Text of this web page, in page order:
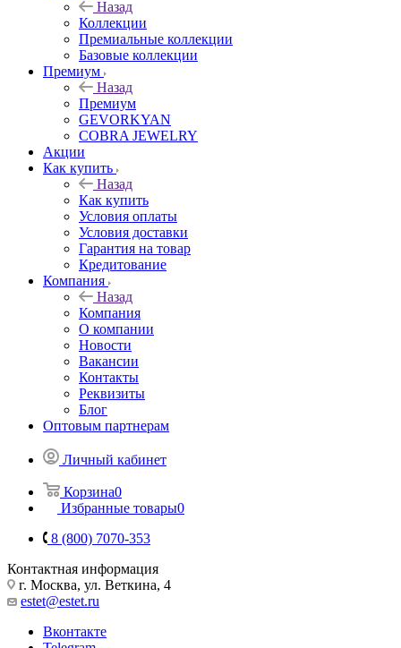
Назад
Коллекции
Премиальные коллекции
Базовые коллекции
Премиум
Назад
Премиум
GEVORKYAN
COBRA JEWELRY
Акции
Как купить
Назад
Как купить
Условия оплаты
Условия доставки
Гарантия на товар
Кредитование
Компания
Назад
Компания
О компании
Новости
Вакансии
Контакты
Реквизиты
Блог
Оптовым партнерам
Личный кабинет
Корзина0
Избранные товары0
8 (800) 7070-353
Контактная информация
г. Москва, ул. Веткина, 4
estet@estet.ru
Вконтакте